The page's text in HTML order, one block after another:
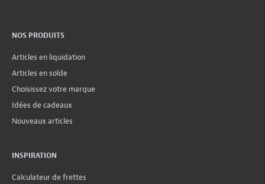
NOS PRODUITS
Articles en liquidation
Articles en solde
Choisissez votre marque
Idées de cadeaux
Nouveaux articles
INSPIRATION
Calculateur de frettes